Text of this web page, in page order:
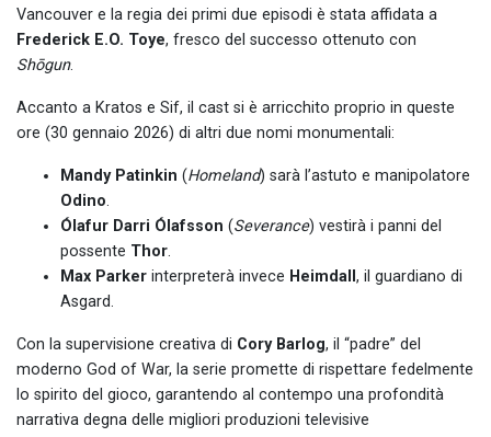
Vancouver e la regia dei primi due episodi è stata affidata a
Frederick E.O. Toye, fresco del successo ottenuto con
Shōgun.
Accanto a Kratos e Sif, il cast si è arricchito proprio in queste
ore (30 gennaio 2026) di altri due nomi monumentali:
Mandy Patinkin (Homeland) sarà l’astuto e manipolatore
Odino.
Ólafur Darri Ólafsson (Severance) vestirà i panni del
possente Thor.
Max Parker interpreterà invece Heimdall , il guardiano di
Asgard.
Con la supervisione creativa di Cory Barlog, il “padre” del
moderno God of War, la serie promette di rispettare fedelmente
lo spirito del gioco, garantendo al contempo una profondità
narrativa degna delle migliori produzioni televisive